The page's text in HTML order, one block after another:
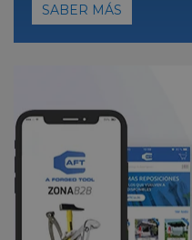
SABER MÁS